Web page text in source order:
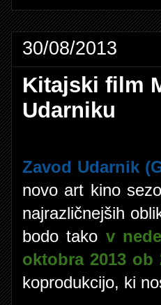
30/08/2013
Kitajski film
Udarniku
Zavod Udarnik
novo art kino
najrazličnejših
bodo tako v
oktobra 2013 ob
koprodukcijo, ki